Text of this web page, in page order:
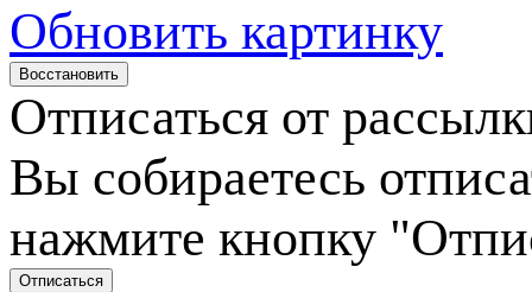
Обновить картинку
Отписаться от
Вы собираетесь
нажмите кнопку